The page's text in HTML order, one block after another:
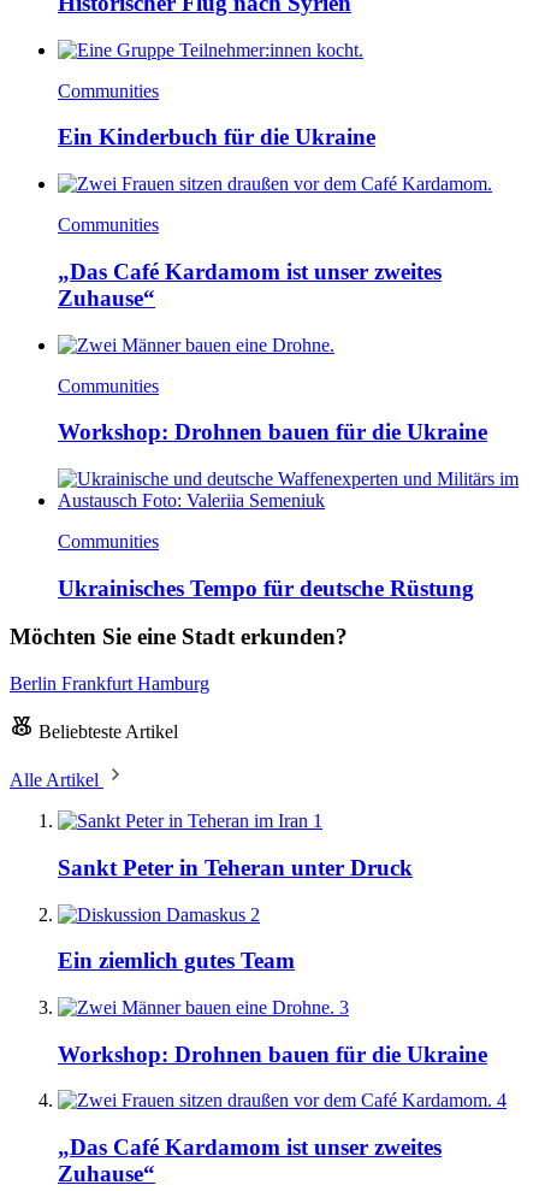
Communities
Ein Kinderbuch für die Ukraine
Communities
„Das Café Kardamom ist unser zweites
Zuhause“
Communities
Workshop: Drohnen bauen für die Ukraine
Communities
Ukrainisches Tempo für deutsche Rüstung
Möchten Sie eine Stadt erkunden?
Berlin Frankfurt Hamburg
Beliebteste Artikel
Alle Artikel
1
Sankt Peter in Teheran unter Druck
2
Ein ziemlich gutes Team
3
Workshop: Drohnen bauen für die Ukraine
4
„Das Café Kardamom ist unser zweites
Zuhause“